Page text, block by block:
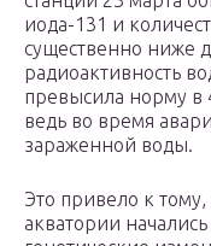
иода-131 и
существенно ниже
радиоактивность
превысила норму в
ведь во время
зараженной воды.
Это привело к
акватории